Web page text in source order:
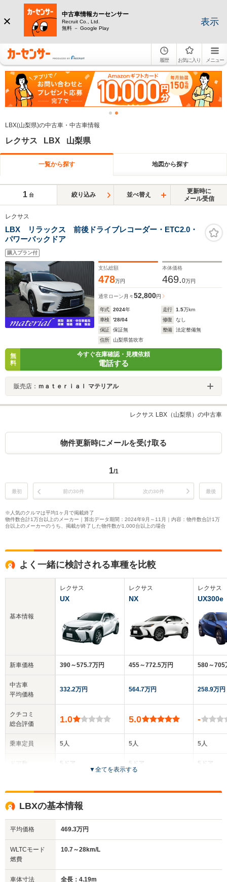
中古車情報カーセンサー
Recruit Co., Ltd.
無料 － Google Play
表示
履歴 お気に入り メニュー
LBX(山梨県)の中古車・中古車情報
レクサス LBX 山梨県
一覧から探す 地図から探す
1 台 絞り込み 並べ替え
更新時に
メール受信
レクサス
LBX リラックス 前後ドライブレコーダー・ETC2.0・
パワーバックドア
購入プラン付
支払総額
478万円
本体価格
469.0万円
通常ローン 月々52,800円
年式 2024年 走行 1.5万km
車検
'28/04 修復
なし
保証
保証無 整備
法定整備無
住所
山梨県笛吹市
無
料
今すぐ在庫確認・見積依頼
電話する
販売店： ｍａｔｅｒｉａｌ マテリアル
レクサス LBX（山梨県）の中古車
物件更新時にメールを受け取る
1/1
最初 前の30件 次の30件 最後
※人気のクルマは平均1ヶ月で掲載終了
物件数合計1万台以上のメーカー｜算出データ期間：2024年9月～11月｜内容：物件数合計1万
台以上のメーカーのうち、掲載が終了した物件数が1,000台以上の場合
よく一緒に検討される車種を比較
基本情報
新車価格
中古車
平均価格
クチコミ
総合評価
乗車定員
サイズ
(全長x全幅x全高)
レクサス
UX
390～575.7万円
332.2万円
1.0
5人
5ドア
全高
全長
レクサス
NX
455～772.5万円
564.7万円
5.0
5人
5ドア
全高
レクサス
UX300e
580～705
258.9万円
-
5人
5ドア
全
▼全てを表示する
LBXの基本情報
平均価格 469.3万円
WLTCモード
燃費
10.7～28km/L
車体寸法
全長：4.19m